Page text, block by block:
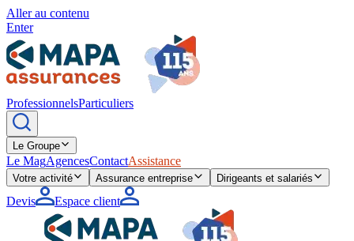
Aller au contenu
Enter
ProfessionnelsParticuliers
Le Groupe
Le MagAgencesContactAssistance
Votre activité Assurance entreprise Dirigeants et salariés
Devis Espace client